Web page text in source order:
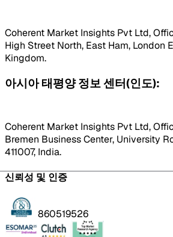
Coherent Market Insights Pvt Ltd,
High Street North, East Ham, London
Kingdom.
아시아 태평양 정보 센터(인도):
Coherent Market Insights Pvt Ltd,
Bremen Business Center, University
411007, India.
신뢰성 및 인증
860519526